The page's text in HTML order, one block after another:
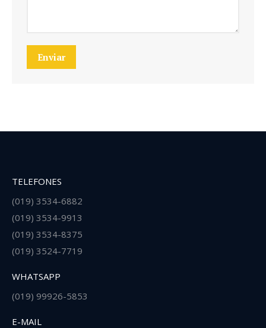
Enviar
TELEFONES
(019) 3534-6882
(019) 3534-9913
(019) 3534-8375
(019) 3524-7719
WHATSAPP
(019) 99926-5853
E-MAIL